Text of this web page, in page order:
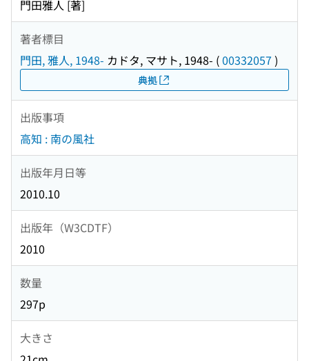
門田雅人 [著]
著者標目
門田, 雅人, 1948- カドタ, マサト, 1948- (00332057 )
典拠
出版事項
高知 : 南の風社
出版年月日等
2010.10
出版年（W3CDTF）
2010
数量
297p
大きさ